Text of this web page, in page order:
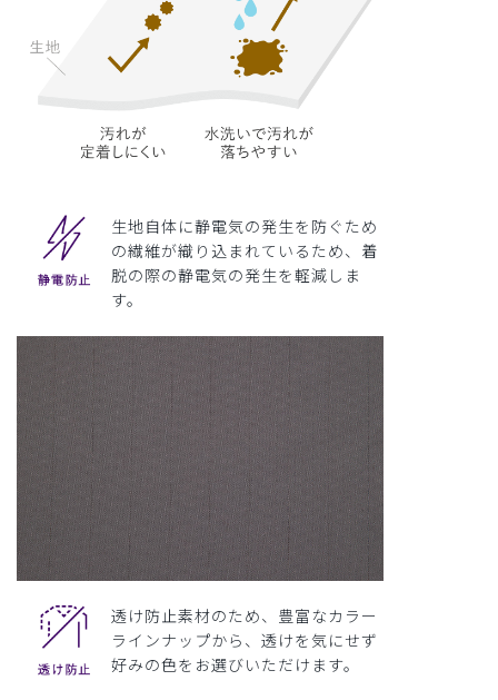
生地自体に静電気の発生を防ぐため
の繊維が織り込まれているため、着
脱の際の静電気の発生を軽減しま
す。
透け防止素材のため、豊富なカラー
ラインナップから、透けを気にせず
好みの色をお選びいただけます。